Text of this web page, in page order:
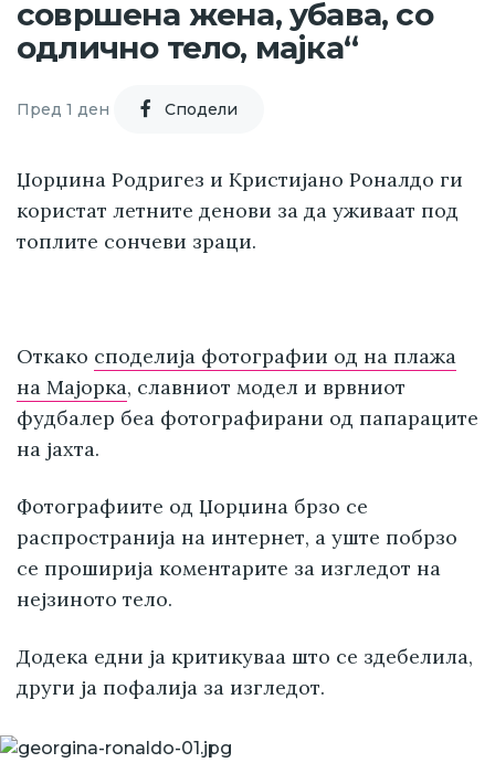
совршена жена, убава, со
одлично тело, мајка“
Пред 1 ден Cподели
Џорџина Родригез и Кристијано Роналдо ги
користат летните денови за да уживаат под
топлите сончеви зраци.
Откако споделија фотографии од на плажа
на Мајорка, славниот модел и врвниот
фудбалер беа фотографирани од папараците
на јахта.
Фотографиите од Џорџина брзо се
распространија на интернет, а уште побрзо
се проширија коментарите за изгледот на
нејзиното тело.
Додека едни ја критикуваа што се здебелила,
други ја пофалија за изгледот.